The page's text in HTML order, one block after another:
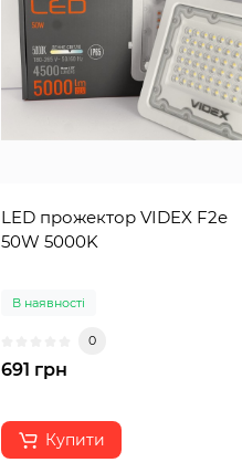
LED прожектор VIDEX F2e
50W 5000K
В наявності
0
691 грн
Купити